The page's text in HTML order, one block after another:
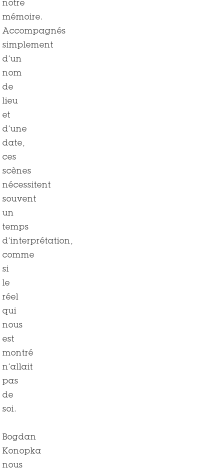
notre
mémoire.
Accompagnés
simplement
d’un
nom
de
lieu
et
d’une
date,
ces
scènes
nécessitent
souvent
un
temps
d’interprétation,
comme
si
le
réel
qui
nous
est
montré
n’allait
pas
de
soi.
Bogdan
Konopka
nous